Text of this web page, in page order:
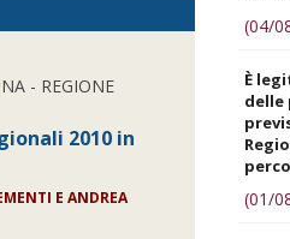
- REGIONE
2010 in
E ANDREA
(04/
È
(01/